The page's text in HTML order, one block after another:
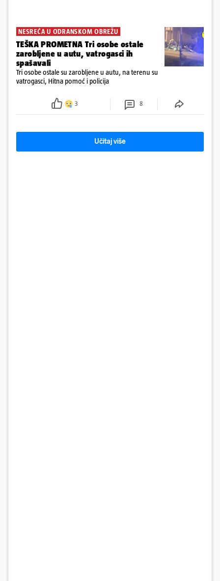
NESREĆA U ODRANSKOM OBREŽU
TEŠKA PROMETNA Tri osobe ostale
zarobljene u autu, vatrogasci ih
spašavali
Tri osobe ostale su zarobljene u autu, na terenu su
vatrogasci, Hitna pomoć i policija
3 8
Učitaj više